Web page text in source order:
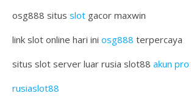
osg888 situs slot gacor maxwin
link slot online hari ini osg888 terpercaya
situs slot server luar rusia slot88 akun
rusiaslot88